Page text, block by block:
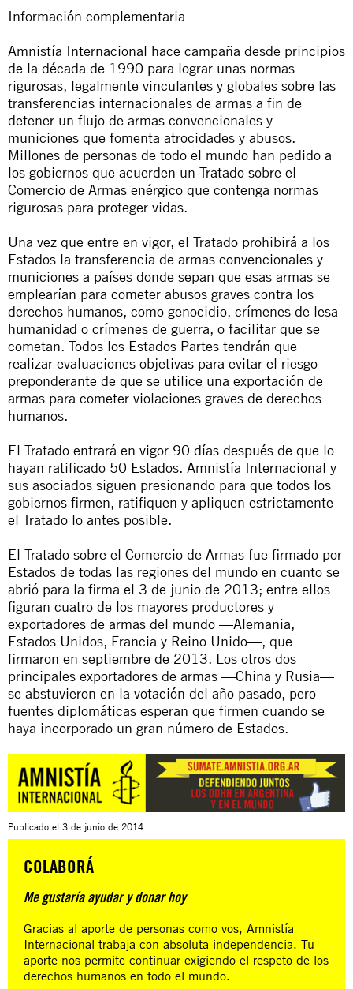
Información complementaria
Amnistía Internacional hace campaña desde principios
de la década de 1990 para lograr unas normas
rigurosas, legalmente vinculantes y globales sobre las
transferencias internacionales de armas a fin de
detener un flujo de armas convencionales y
municiones que fomenta atrocidades y abusos.
Millones de personas de todo el mundo han pedido a
los gobiernos que acuerden un Tratado sobre el
Comercio de Armas enérgico que contenga normas
rigurosas para proteger vidas.
Una vez que entre en vigor, el Tratado prohibirá a los
Estados la transferencia de armas convencionales y
municiones a países donde sepan que esas armas se
emplearían para cometer abusos graves contra los
derechos humanos, como genocidio, crímenes de lesa
humanidad o crímenes de guerra, o facilitar que se
cometan. Todos los Estados Partes tendrán que
realizar evaluaciones objetivas para evitar el riesgo
preponderante de que se utilice una exportación de
armas para cometer violaciones graves de derechos
humanos.
El Tratado entrará en vigor 90 días después de que lo
hayan ratificado 50 Estados. Amnistía Internacional y
sus asociados siguen presionando para que todos los
gobiernos firmen, ratifiquen y apliquen estrictamente
el Tratado lo antes posible.
El Tratado sobre el Comercio de Armas fue firmado por
Estados de todas las regiones del mundo en cuanto se
abrió para la firma el 3 de junio de 2013; entre ellos
figuran cuatro de los mayores productores y
exportadores de armas del mundo —Alemania,
Estados Unidos, Francia y Reino Unido—, que
firmaron en septiembre de 2013. Los otros dos
principales exportadores de armas —China y Rusia—
se abstuvieron en la votación del año pasado, pero
fuentes diplomáticas esperan que firmen cuando se
haya incorporado un gran número de Estados.
Publicado el 3 de junio de 2014
COLABORÁ
Me gustaría ayudar y donar hoy
Gracias al aporte de personas como vos, Amnistía
Internacional trabaja con absoluta independencia. Tu
aporte nos permite continuar exigiendo el respeto de los
derechos humanos en todo el mundo.